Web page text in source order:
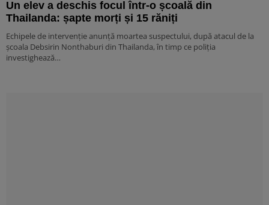
Un elev a deschis focul într-o școală din
Thailanda: șapte morți și 15 răniți
Echipele de intervenție anunță moartea suspectului, după atacul de la
școala Debsirin Nonthaburi din Thailanda, în timp ce poliția
investighează…